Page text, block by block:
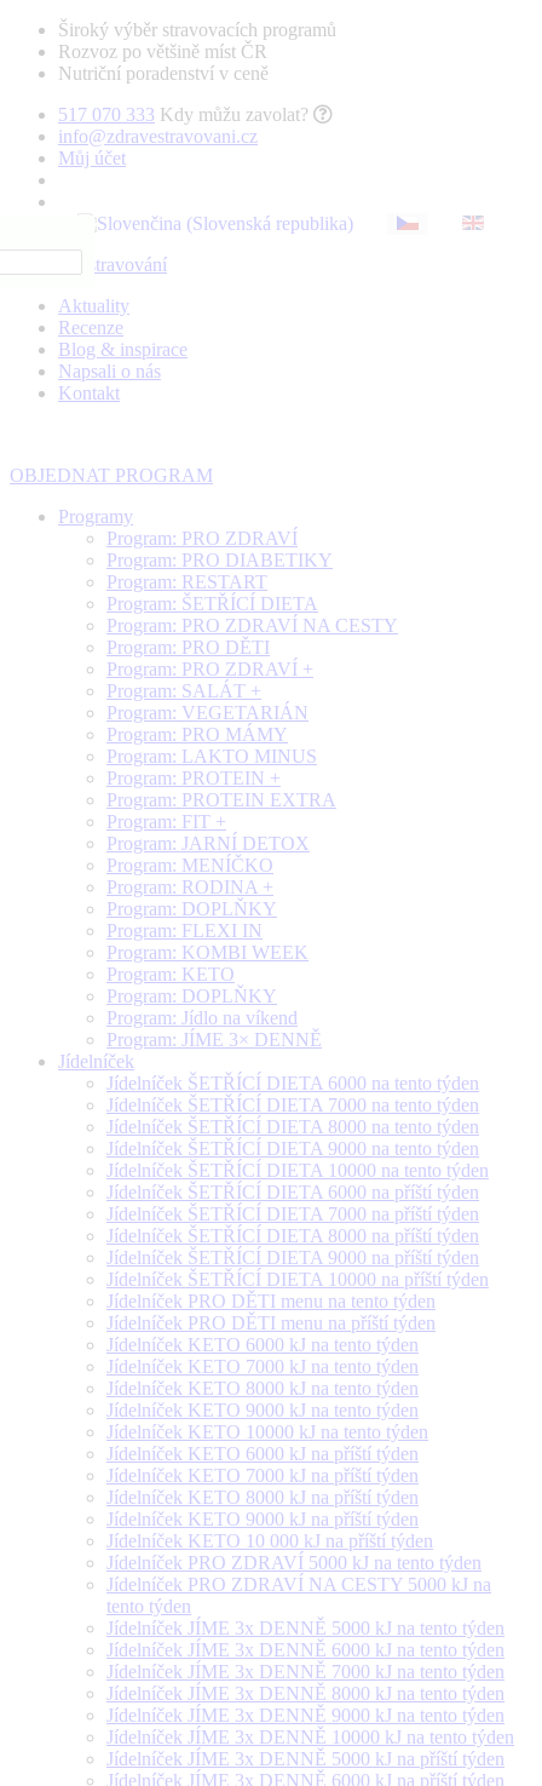
Široký výběr stravovacích programů
Rozvoz po většině míst ČR
Nutriční poradenství v ceně
517 070 333 Kdy můžu zavolat?
info@zdravestravovani.cz
Můj účet
Aktuality
Recenze
Blog & inspirace
Napsali o nás
Kontakt
OBJEDNAT PROGRAM
Programy
Program: PRO ZDRAVÍ
Program: PRO DIABETIKY
Program: RESTART
Program: ŠETŘÍCÍ DIETA
Program: PRO ZDRAVÍ NA CESTY
Program: PRO DĚTI
Program: PRO ZDRAVÍ +
Program: SALÁT +
Program: VEGETARIÁN
Program: PRO MÁMY
Program: LAKTO MINUS
Program: PROTEIN +
Program: PROTEIN EXTRA
Program: FIT +
Program: JARNÍ DETOX
Program: MENÍČKO
Program: RODINA +
Program: DOPLŇKY
Program: FLEXI IN
Program: KOMBI WEEK
Program: KETO
Program: DOPLŇKY
Program: Jídlo na víkend
Program: JÍME 3× DENNĚ
Jídelníček
Jídelníček ŠETŘÍCÍ DIETA 6000 na tento týden
Jídelníček ŠETŘÍCÍ DIETA 7000 na tento týden
Jídelníček ŠETŘÍCÍ DIETA 8000 na tento týden
Jídelníček ŠETŘÍCÍ DIETA 9000 na tento týden
Jídelníček ŠETŘÍCÍ DIETA 10000 na tento týden
Jídelníček ŠETŘÍCÍ DIETA 6000 na příští týden
Jídelníček ŠETŘÍCÍ DIETA 7000 na příští týden
Jídelníček ŠETŘÍCÍ DIETA 8000 na příští týden
Jídelníček ŠETŘÍCÍ DIETA 9000 na příští týden
Jídelníček ŠETŘÍCÍ DIETA 10000 na příští týden
Jídelníček PRO DĚTI menu na tento týden
Jídelníček PRO DĚTI menu na příští týden
Jídelníček KETO 6000 kJ na tento týden
Jídelníček KETO 7000 kJ na tento týden
Jídelníček KETO 8000 kJ na tento týden
Jídelníček KETO 9000 kJ na tento týden
Jídelníček KETO 10000 kJ na tento týden
Jídelníček KETO 6000 kJ na příští týden
Jídelníček KETO 7000 kJ na příští týden
Jídelníček KETO 8000 kJ na příští týden
Jídelníček KETO 9000 kJ na příští týden
Jídelníček KETO 10 000 kJ na příští týden
Jídelníček PRO ZDRAVÍ 5000 kJ na tento týden
Jídelníček PRO ZDRAVÍ NA CESTY 5000 kJ na
tento týden
Jídelníček JÍME 3x DENNĚ 5000 kJ na tento týden
Jídelníček JÍME 3x DENNĚ 6000 kJ na tento týden
Jídelníček JÍME 3x DENNĚ 7000 kJ na tento týden
Jídelníček JÍME 3x DENNĚ 8000 kJ na tento týden
Jídelníček JÍME 3x DENNĚ 9000 kJ na tento týden
Jídelníček JÍME 3x DENNĚ 10000 kJ na tento týden
Jídelníček JÍME 3x DENNĚ 5000 kJ na příští týden
Jídelníček JÍME 3x DENNĚ 6000 kJ na příští týden